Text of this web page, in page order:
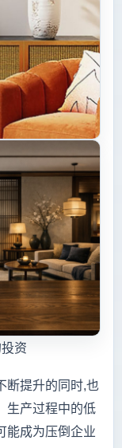
资
断提升的同时,也
生产过程中的低
能成为压倒企业